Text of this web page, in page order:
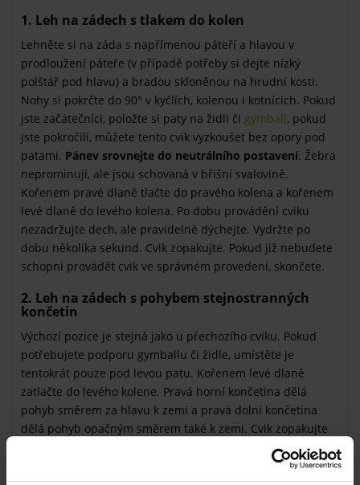
1. Leh na zádech s tlakem do kolen
Lehněte si na záda s napřímenou páteří a hlavou v
prodloužení páteře (v případě potřeby si dejte nízký
polštář pod hlavu) a bradou skloněnou na hrudní kosti.
Nohy si pokrčte do 90° v kyčlích, kolenou i kotnících. Pokud
jste začátečníci, položte si paty na židli či gymball, pokud
jste pokročilí, můžete tento cvik vyzkoušet bez opory pod
patami. Pánev srovnejte do neutrálního postavení. Žebra
neprominují, ale jsou schovaná v břišní svalovině.
Kořenem pravé dlaně tlačte do pravého kolena a kořenem
levé dlaně do levého kolena. Po dobu provádění cviku
nezadržujte dech, ale pravidelně dýchejte. Vydržte po
dobu několika sekund. Cvik zopakujte. Pokud již nebudete
schopni provádět cvik ve správném provedení, skončete.
2. Leh na zádech s pohybem stejnostranných
končetin
Výchozí pozice je stejná jako u přechozího cviku. Pokud
potřebujete podporu gymballu či židle, umístěte je
tentokrát pouze pod levou patu. Kořenem levé dlaně
zatlačte do levého kolene. Pravá horní končetina dělá
pohyb směrem za hlavu k zemi a pravá dolní končetina
dělá pohyb opačným směrem také k zemi. Cvik zopakujte
8x a následně vyměňte strany. Po celou dobu provádění
neprohýbali v bedrecha aby